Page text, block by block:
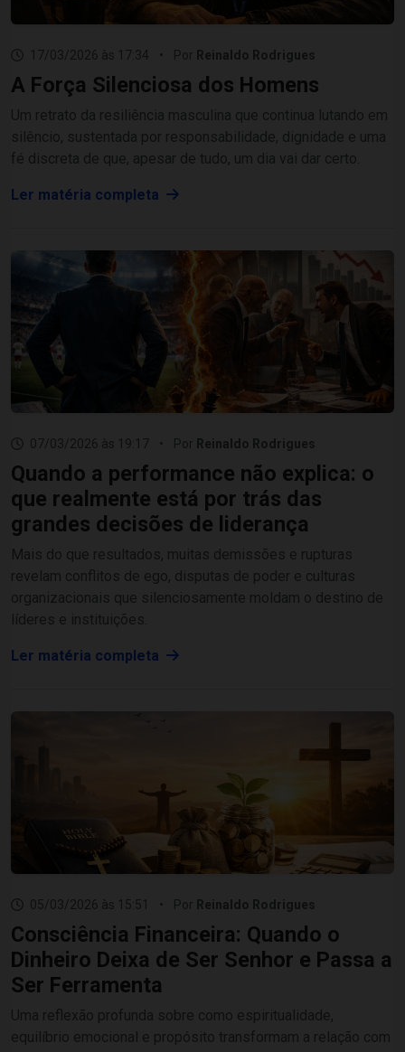
17/03/2026 às 17:34 • Por Reinaldo Rodrigues
A Força Silenciosa dos Homens
Um retrato da resiliência masculina que continua lutando em
silêncio, sustentada por responsabilidade, dignidade e uma
fé discreta de que, apesar de tudo, um dia vai dar certo.
Ler matéria completa
07/03/2026 às 19:17 • Por Reinaldo Rodrigues
Quando a performance não explica: o
que realmente está por trás das
grandes decisões de liderança
Mais do que resultados, muitas demissões e rupturas
revelam conflitos de ego, disputas de poder e culturas
organizacionais que silenciosamente moldam o destino de
líderes e instituições.
Ler matéria completa
05/03/2026 às 15:51 • Por Reinaldo Rodrigues
Consciência Financeira: Quando o
Dinheiro Deixa de Ser Senhor e Passa a
Ser Ferramenta
Uma reflexão profunda sobre como espiritualidade,
equilíbrio emocional e propósito transformam a relação com